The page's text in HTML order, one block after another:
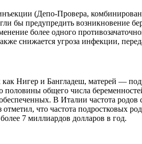
(Депо-Провера,
бы предупредить возникновение
более одного
снижается угроза инфекции,
Нигер и Бангладеш, матерей —
общего числа
В Италии частота родов
что частота подростковых
7 миллиардов долларов в год.